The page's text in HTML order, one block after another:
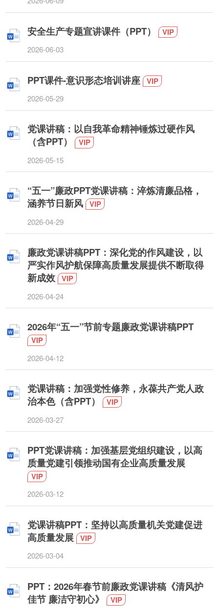
安全生产专题宣讲课件（PPT） VIP
2026-06-03
PPT课件-意识形态培训讲座 VIP
2026-05-29
党课讲稿：以自我革命精神锤炼过硬作风
（含PPT）
VIP
2026-05-15
“五一”廉政PPT党课讲稿：淬炼清廉品格，
涵养节日新风 VIP
2026-04-29
廉政党课讲稿PPT：深化党的作风建设，以
严实作风护航保障高质量发展提供不断取得
新成效 VIP
2026-04-24
2026年“五一”节前专题廉政党课讲稿PPT
VIP
2026-04-12
党课讲稿：加强党性修养，永葆共产党人政
治本色（含PPT）
VIP
2026-03-27
PPT党课讲稿：加强基层党组织建设，以高
质量党建引领推动国有企业高质量发展
VIP
2026-03-12
党课讲稿PPT：坚持以高质量机关党建促进
高质量发展 VIP
2026-03-04
PPT：2026年春节前廉政党课讲稿《清风护
佳节 廉洁守初心》
VIP